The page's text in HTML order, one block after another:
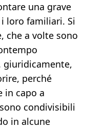
una grave
loro familiari. Si
che a volte sono
giuridicamente,
perché
in capo a
condivisibili
in alcune